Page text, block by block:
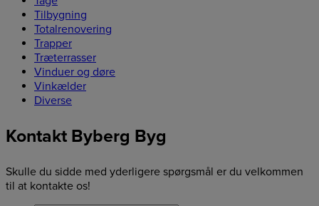
Tilbygning
Totalrenovering
Trapper
Træterrasser
Vinduer og døre
Vinkælder
Diverse
Kontakt Byberg Byg
Skulle du sidde med yderligere spørgsmål er du velkommen
til at kontakte os!